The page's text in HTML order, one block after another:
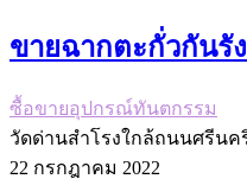
ขายฉากตะกั่วกันรั
ซื้อขายอุปกรณ์ทันตกรรม
วัดด่านสำโรงใกล้ถนนศรีนค
22 กรกฎาคม 2022